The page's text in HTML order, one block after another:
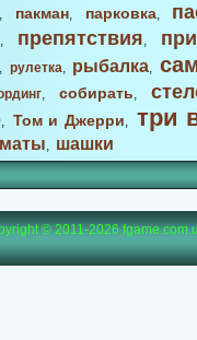
, пакман, парковка,
, препятствия,
, рулетка, рыбалка,
, собирать,
,Том и Джерри, три
, шашки
© 2011-2026